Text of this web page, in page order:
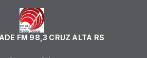
FM 98,3 CRUZ ALTA RS